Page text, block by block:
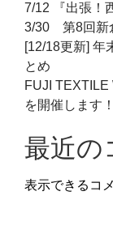
7/12 『出張！
3/30 第8回新
[12/18更新] 年
とめ
FUJI
を開催します！
最近の
表示できるコ